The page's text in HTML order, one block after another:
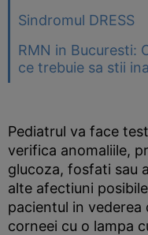
Sindromul DRESS
RMN in Bucuresti:
ce trebuie sa stii
Pediatrul va face
verifica anomaliile,
glucoza, fosfati sau
alte afectiuni
pacientul in
corneei cu o lampa